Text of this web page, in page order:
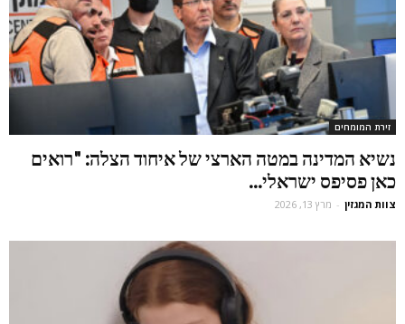
זירת המומחים
נשיא המדינה במטה הארצי של איחוד הצלה: "רואים
כאן פסיפס ישראלי...
צוות המגזין - מרץ 13, 2026